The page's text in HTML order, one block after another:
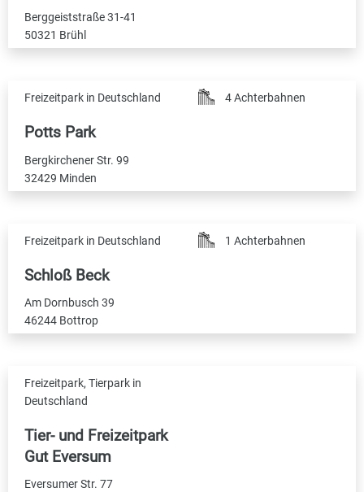
Berggeiststraße 31-41
50321 Brühl
Freizeitpark in Deutschland
Potts Park
Bergkirchener Str. 99
32429 Minden
4 Achterbahnen
Freizeitpark in Deutschland
Schloß Beck
Am Dornbusch 39
46244 Bottrop
1 Achterbahnen
Freizeitpark, Tierpark in
Deutschland
Tier- und Freizeitpark
Gut Eversum
Eversumer Str. 77